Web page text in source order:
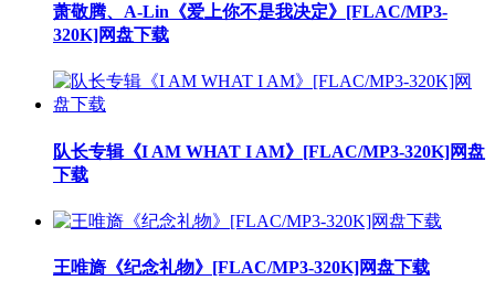
萧敬腾、A-Lin《爱上你不是我决定》[FLAC/MP3-
320K]网盘下载
队长专辑《I AM WHAT I AM》[FLAC/MP3-320K]网盘
下载
王唯旖《纪念礼物》[FLAC/MP3-320K]网盘下载